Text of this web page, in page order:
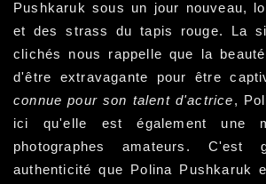
Pushkaruk sous un jour nouveau,
et des strass du tapis rouge. La
clichés nous rappelle que la
d'être extravagante pour être
connue pour son talent d'actrice,
ici qu'elle est également une
photographes amateurs.
authenticité que Polina Pushkaruk